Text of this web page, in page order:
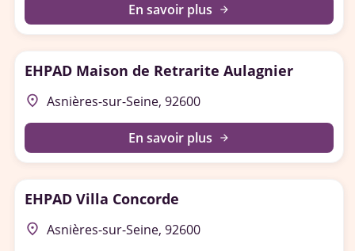
En savoir plus arrow_forward
EHPAD Maison de Retrarite Aulagnier
place Asnières-sur-Seine, 92600
En savoir plus arrow_forward
EHPAD Villa Concorde
place Asnières-sur-Seine, 92600